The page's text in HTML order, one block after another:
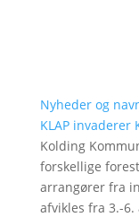
Nyheder og
KLAP invaderer
Kolding
forskellige
arrangører fra
afvikles fra 3.-6.